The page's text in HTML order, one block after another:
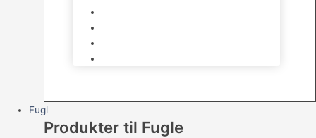
Fugl
Produkter til Fugle